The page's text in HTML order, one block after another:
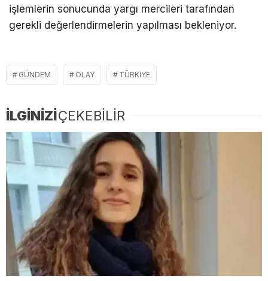
işlemlerin sonucunda yargı mercileri tarafından
gerekli değerlendirmelerin yapılması bekleniyor.
GÜNDEM OLAY TÜRKIYE
İLGİNİZİÇEKEBİLİR